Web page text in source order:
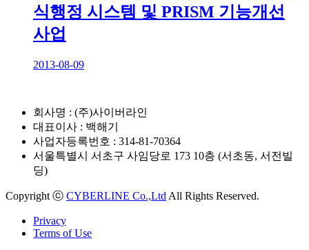
식행정 시스템 및 PRISM 기능개선
사업
2013-08-09
회사명 : (주)사이버라인
대표이사 : 백해기
사업자등록번호 : 314-81-70364
서울특별시 서초구 사임당로 173 10층 (서초동, 서전빌
딩)
Copyright ⓒ CYBERLINE Co.,Ltd All Rights Reserved.
Privacy
Terms of Use